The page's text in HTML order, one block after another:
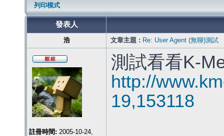
列印模式
發表人
浩 文章主題 : Re: User Agent (無聊)測試
註冊時間: 2005-10-24,
測試看看K-
http://
19,153118